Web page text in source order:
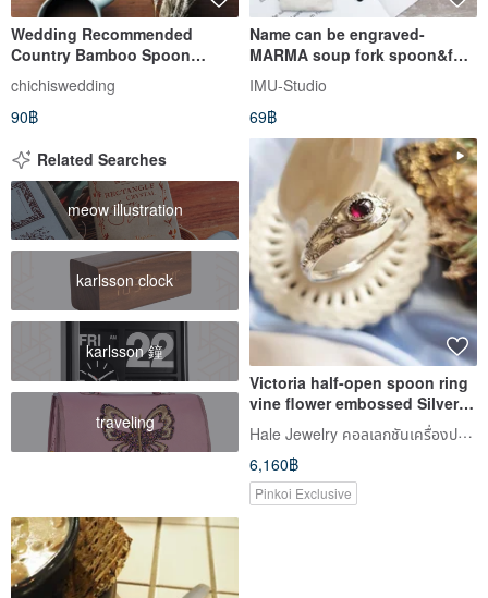
Wedding Recommended
Country Bamboo Spoon
NATURAL SPOON
chichiswedding
90฿
Name can be engraved-
MARMA soup fork spoon&fork
birthday gift
IMU-Studio
69฿
Related Searches
meow illustration
karlsson clock
karlsson 鐘
traveling
Victoria half-open spoon ring
vine flower embossed Silver
garnet bracelet/Western
antique jewelry
Hale Jewelry คอลเลกชันเครื่องประดับโบราณตะวันตก
6,160฿
Pinkoi Exclusive